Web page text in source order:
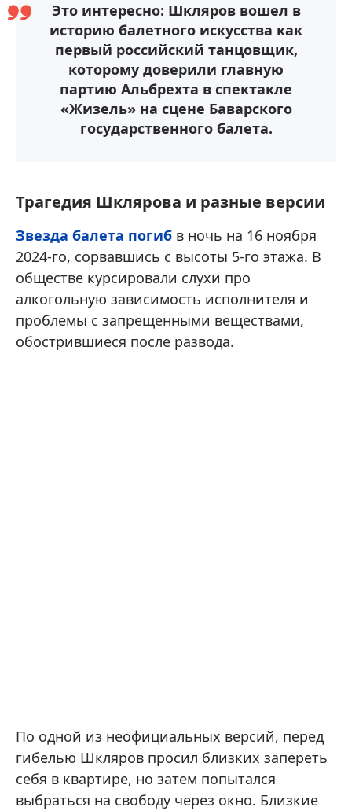
Это интересно: Шкляров вошел в
историю балетного искусства как
первый российский танцовщик,
которому доверили главную
партию Альбрехта в спектакле
«Жизель» на сцене Баварского
государственного балета.
Трагедия Шклярова и разные версии
Звезда балета погиб в ночь на 16 ноября
2024-го, сорвавшись с высоты 5-го этажа. В
обществе курсировали слухи про
алкогольную зависимость исполнителя и
проблемы с запрещенными веществами,
обострившиеся после развода.
По одной из неофициальных версий, перед
гибелью Шкляров просил близких запереть
себя в квартире, но затем попытался
выбраться на свободу через окно. Близкие